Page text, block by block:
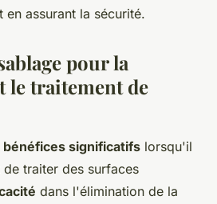
assurant la sécurité.
pour la
le traitement de
bénéfices significatifs lorsqu'il
traiter des surfaces
dans l'élimination de la